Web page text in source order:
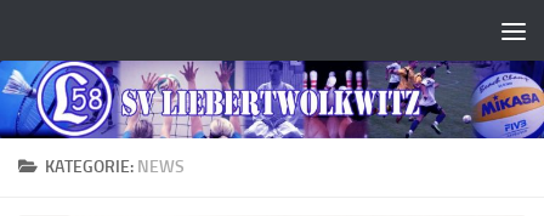
KATEGORIE: NEWS